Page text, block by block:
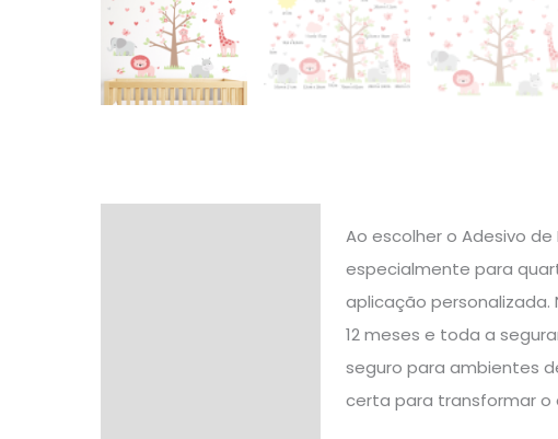
Ao escolher o Adesivo
especialmente para
aplicação
12 meses e toda a
seguro para ambientes
certa para transformar o